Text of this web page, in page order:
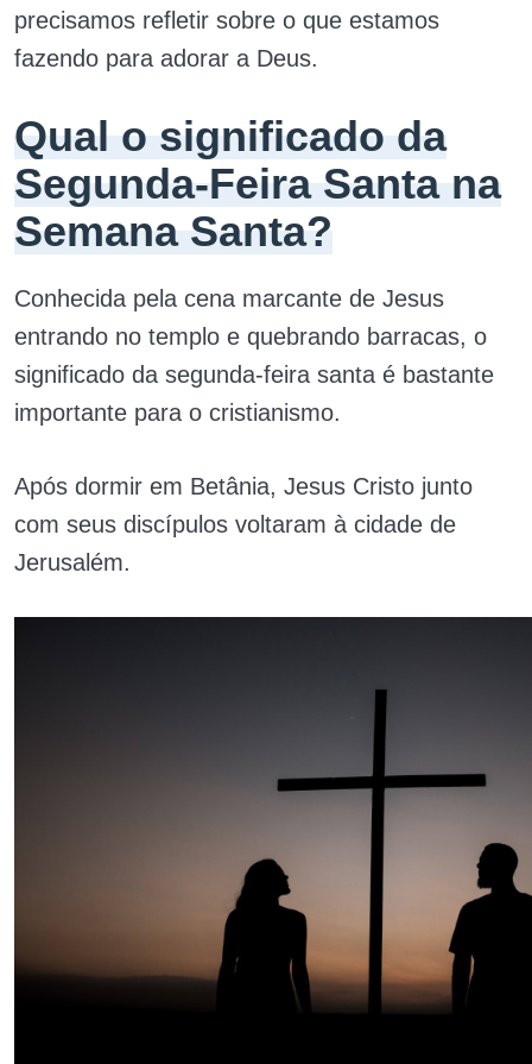
precisamos refletir sobre o que estamos
fazendo para adorar a Deus.
Qual o significado da
Segunda-Feira Santa na
Semana Santa?
Conhecida pela cena marcante de Jesus
entrando no templo e quebrando barracas, o
significado da segunda-feira santa é bastante
importante para o cristianismo.
Após dormir em Betânia, Jesus Cristo junto
com seus discípulos voltaram à cidade de
Jerusalém.